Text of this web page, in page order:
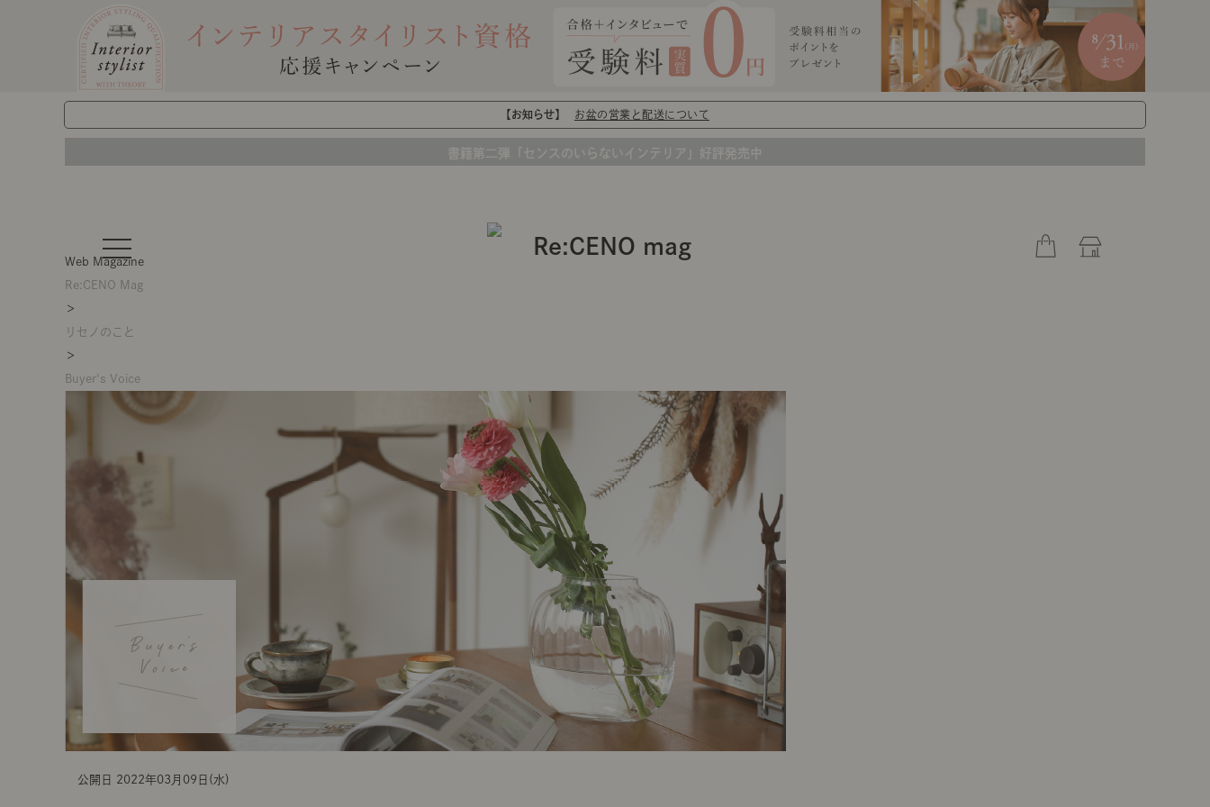
【お知らせ】 お盆の営業と配送について
書籍第二弾「センスのいらないインテリア」好評発売中
t
o
g
n
a
g
a
t
Web Magazine
Re:CENO Mag
＞
リセノのこと
＞
Buyer's Voice
公開日 2022年03月09日(水)